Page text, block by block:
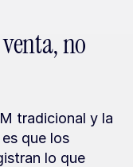
no
tradicional y la
que los
lo que